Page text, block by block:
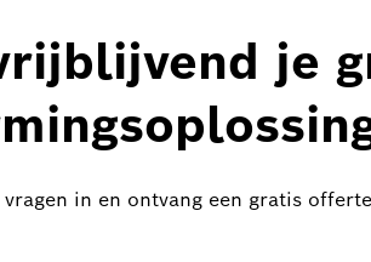
je
in en ontvang een gratis